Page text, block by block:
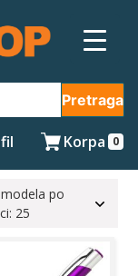
Pretraga
Korpa 0
po
25